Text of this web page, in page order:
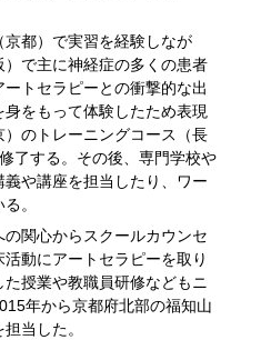
都）で実習を経験しなが
で主に神経症の多くの患者
トセラピーとの衝撃的な出
をもって体験したため表現
のトレーニングコース（長
了する。その後、専門学校や
や講座を担当したり、ワー
。
関心からスクールカウンセ
動にアートセラピーを取り
授業や教職員研修などもニ
年から京都府北部の福知山
当した。